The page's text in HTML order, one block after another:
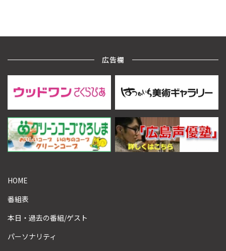
広告欄
HOME
番組表
本日・過去の番組/ゲスト
パーソナリティ